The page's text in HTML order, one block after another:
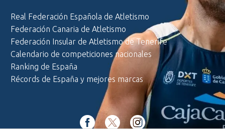
Real Federación Española de Atletismo
Federación Canaria de Atletismo
Federación Insular de Atletismo de Tenerife
Calendario de competiciones nacionales
Ranking de España
Récords de España y mejores marcas